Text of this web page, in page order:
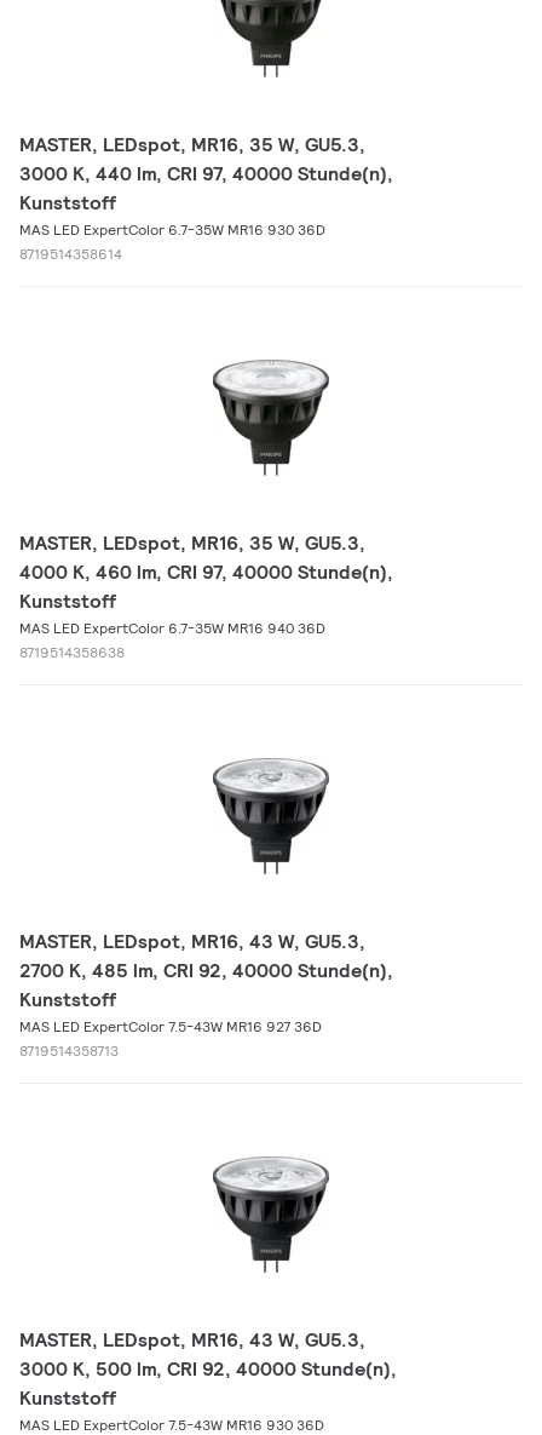
MASTER, LEDspot, MR16, 35 W, GU5.3,
3000 K, 440 lm, CRI 97, 40000 Stunde(n),
Kunststoff
MAS LED ExpertColor 6.7-35W MR16 930 36D
8719514358614
MASTER, LEDspot, MR16, 35 W, GU5.3,
4000 K, 460 lm, CRI 97, 40000 Stunde(n),
Kunststoff
MAS LED ExpertColor 6.7-35W MR16 940 36D
8719514358638
MASTER, LEDspot, MR16, 43 W, GU5.3,
2700 K, 485 lm, CRI 92, 40000 Stunde(n),
Kunststoff
MAS LED ExpertColor 7.5-43W MR16 927 36D
8719514358713
MASTER, LEDspot, MR16, 43 W, GU5.3,
3000 K, 500 lm, CRI 92, 40000 Stunde(n),
Kunststoff
MAS LED ExpertColor 7.5-43W MR16 930 36D